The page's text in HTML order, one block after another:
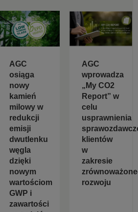
AGC
osiąga
nowy
kamień
milowy w
redukcji
emisji
dwutlenku
węgla
dzięki
nowym
wartościom
GWP i
zawartości
AGC
wprowadza
„My CO2
Report” w
celu
usprawnienia
klientów
w
zakresie
rozwoju